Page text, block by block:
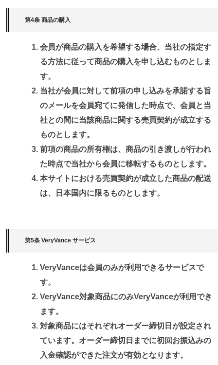
第4条 商品の購入
会員が商品の購入を希望する場合、当社の指定す
る方法に従って商品の購入を申し込むものとしま
す。
当社が会員に対して前項の申し込みを承諾する旨
のメールを会員宛てに発信した時点で、会員と当
社との間に当該商品に関する売買契約が成立する
ものとします。
前項の商品の所有権は、商品の引き渡しが行われ
た時点で当社から会員に移転するものとします。
本サイトにおける売買契約が成立した商品の配送
は、日本国内に限るものとします。
第5条 VeryVance サービス
VeryVanceは会員のみが利用できるサービスで
す。
VeryVance対象商品にのみVeryVanceが利用でき
ます。
対象商品にはそれぞれオーダー締切日が設定され
ています。オーダー締切日までに初回お振込みの
入金確認ができた注文が有効となります。